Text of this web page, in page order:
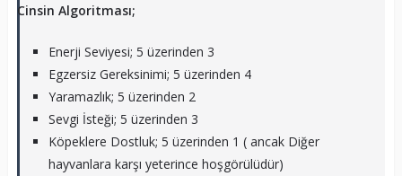
Cinsin Algoritması;
Enerji Seviyesi; 5 üzerinden 3
Egzersiz Gereksinimi; 5 üzerinden 4
Yaramazlık; 5 üzerinden 2
Sevgi İsteği; 5 üzerinden 3
Köpeklere Dostluk; 5 üzerinden 1 ( ancak Diğer
hayvanlara karşı yeterince hoşgörülüdür)